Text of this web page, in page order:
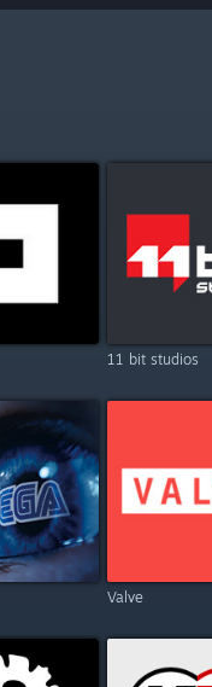
11 bit studios
Valve